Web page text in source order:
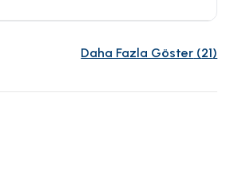
Daha Fazla Göster (21)